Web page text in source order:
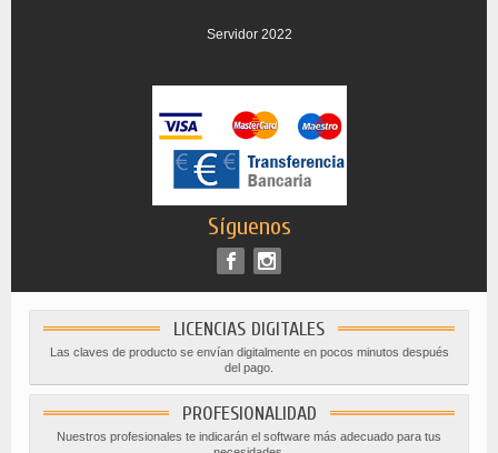
Servidor 2022
Síguenos
LICENCIAS DIGITALES
Las claves de producto se envían digitalmente en pocos minutos después
del pago.
PROFESIONALIDAD
Nuestros profesionales te indicarán el software más adecuado para tus